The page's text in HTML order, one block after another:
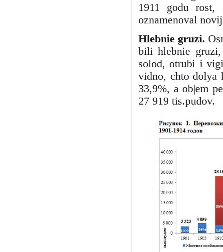
1911 godu
oznamenoval
Hlebnie gruzi.
bili hlebnie
solod, otrubi i
vidno, chto dolya
33,9%, a ob|em
27 919 tis.pudov.